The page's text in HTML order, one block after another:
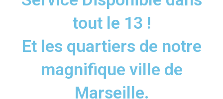
tout le 13 !
Et les quartiers de notre
magnifique ville de
Marseille.